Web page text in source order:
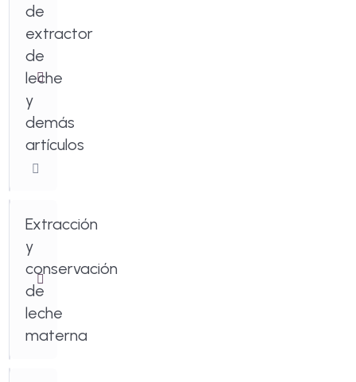
de
extractor
de
leche
y
demás
artículos
Extracción
y
conservación
de
leche
materna